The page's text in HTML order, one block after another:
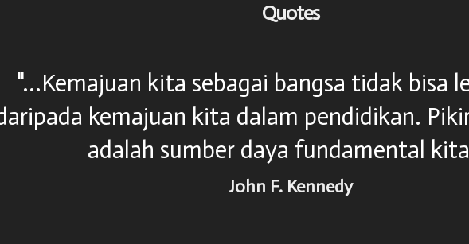
Quotes
"...Pendidikan adalah senjata paling ampuh
dunia..."
Nelson Mandela